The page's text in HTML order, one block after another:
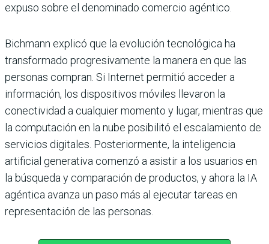
expuso sobre el denominado comercio agéntico.
Bichmann explicó que la evolución tecnológica ha
transformado progresivamente la manera en que las
personas compran. Si Internet permitió acceder a
información, los dispositivos móviles llevaron la
conectividad a cualquier momento y lugar, mientras que
la computación en la nube posibilitó el escalamiento de
servicios digitales. Posteriormente, la inteligencia
artificial generativa comenzó a asistir a los usuarios en
la búsqueda y comparación de productos, y ahora la IA
agéntica avanza un paso más al ejecutar tareas en
representación de las personas.